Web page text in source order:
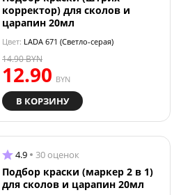
корректор) для сколов и
царапин 20мл
Цвет: LADA 671 (Светло-серая)
12.90 BYN
14.90BYN
В КОРЗИНУ
4.9 30 оценок
Подбор краски (маркер 2 в 1)
для сколов и царапин 20мл